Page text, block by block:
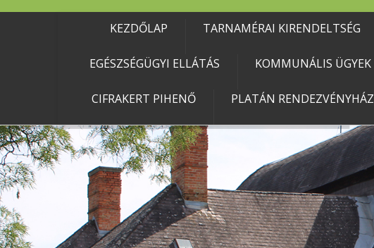
KEZDŐLAP TARNAMÉRAI KIRENDELTSÉG
EGÉSZSÉGÜGYI ELLÁTÁS KOMMUNÁLIS ÜGYEK
CIFRAKERT PIHENŐ PLATÁN RENDEZVÉNYHÁZ